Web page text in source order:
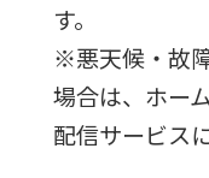
す。
※悪天候・故
場合は、ホー
配信サービス